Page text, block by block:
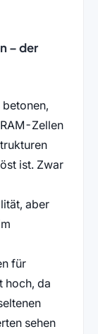
– der
Zellen
ist. Zwar
aber
für
hoch, da
sehen